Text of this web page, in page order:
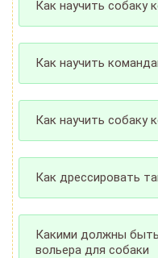
Как научить собаку
Как научить
Как научить собаку
Как дрессировать
Какими должны
вольера для собаки